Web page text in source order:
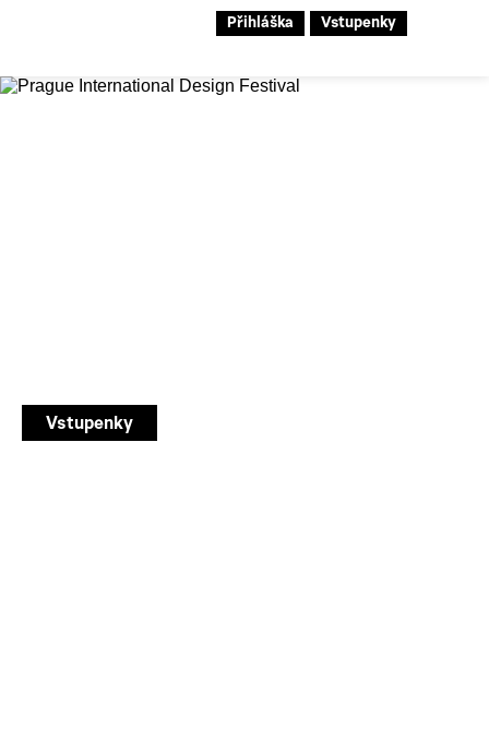
Přihláška Vstupenky
Vstupenky